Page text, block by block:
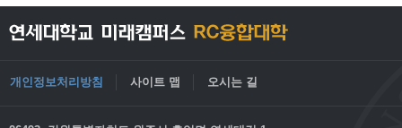
개인정보처리방침 사이트 맵 오시는 길